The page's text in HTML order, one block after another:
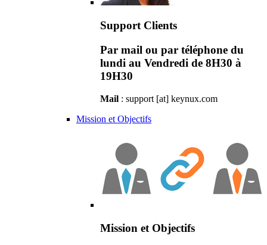
Support Clients
Par mail ou par téléphone du
lundi au Vendredi de 8H30 à
19H30
Mail : support [at] keynux.com
Mission et Objectifs
Mission et Objectifs